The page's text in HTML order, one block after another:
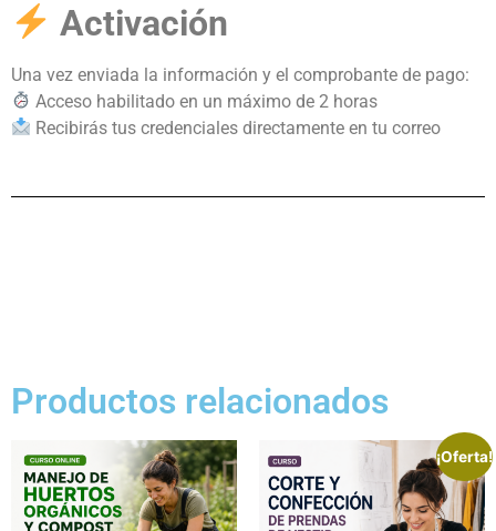
Activación
Una vez enviada la información y el comprobante de pago:
Acceso habilitado en un máximo de 2 horas
Recibirás tus credenciales directamente en tu correo
Productos relacionados
¡Oferta!